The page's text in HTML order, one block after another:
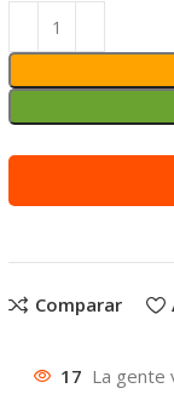
Alternative:
Comparar
17 La gente